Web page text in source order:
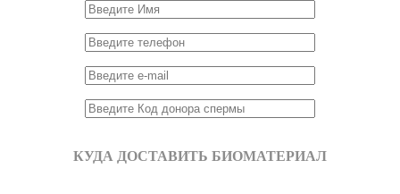
КУДА ДОСТАВИТЬ БИОМАТЕРИАЛ